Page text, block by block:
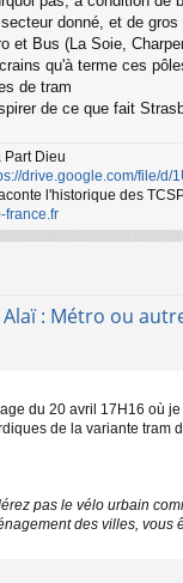
donné, et de
et Bus (La Soie,
qu'à terme ces
de tram
de ce que fait
Part Dieu
drive.google.com/file/d/
l'historique des
france.fr
Alaï : Métro ou
du 20 avril 17H16 où
de la variante tram
pas le vélo urbain
des villes, vous